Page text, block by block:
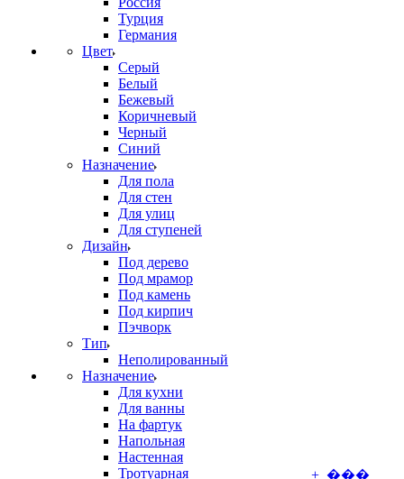
Турция
Германия
Цвет
Серый
Белый
Бежевый
Коричневый
Черный
Синий
Назначение
Для пола
Для стен
Для улиц
Для ступеней
Дизайн
Под дерево
Под мрамор
Под камень
Под кирпич
Пэчворк
Тип
Неполированный
Назначение
Для кухни
Для ванны
На фартук
Напольная
Настенная
Тротуарная
+ ���